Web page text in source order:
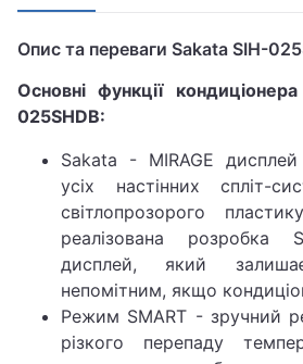
Опис та переваги Sakata SIH-
Основні функції
025SHDB:
Sakata - MIRAGE
усіх настінних спліт-
світлопрозорого
реалізована розробка
дисплей, який
непомітним, якщо
Режим SMART - зручний
різкого перепаду